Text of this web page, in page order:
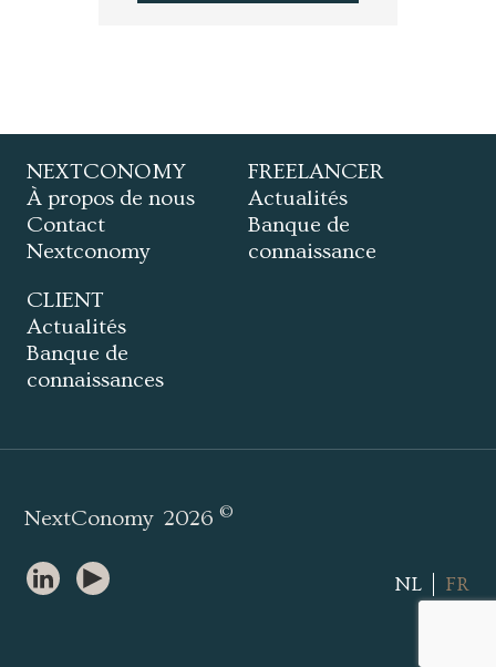
NEXTCONOMY
À propos de nous
Contact
Nextconomy
FREELANCER
Actualités
Banque de
connaissance
CLIENT
Actualités
Banque de
connaissances
NextConomy 2026©
NL FR